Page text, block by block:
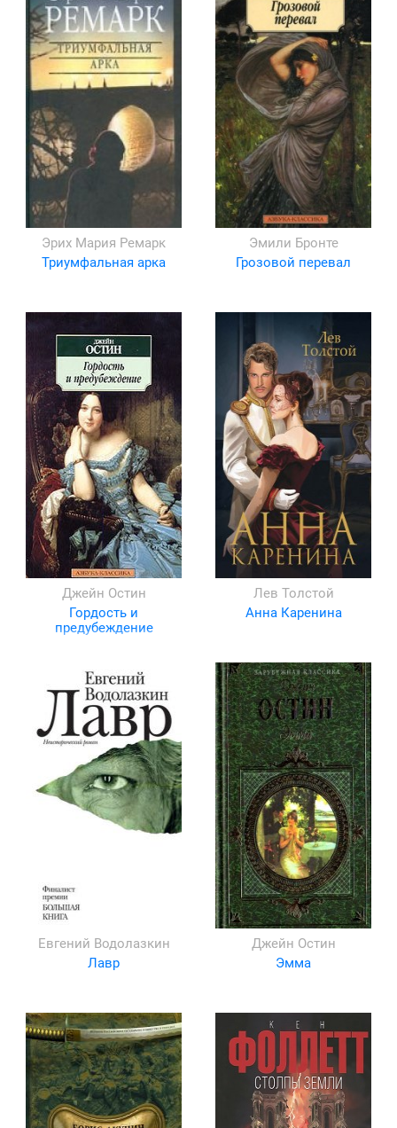
Эрих Мария Ремарк
Триумфальная арка
Эмили Бронте
Грозовой перевал
Джейн Остин
Гордость и
предубеждение
Лев Толстой
Анна Каренина
Евгений Водолазкин
Лавр
Джейн Остин
Эмма